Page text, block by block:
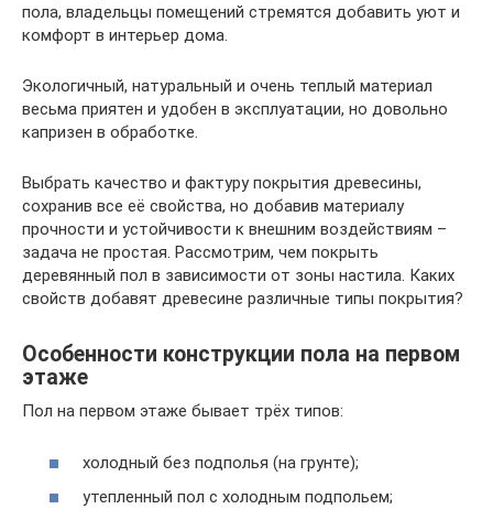
пола, владельцы помещений стремятся добавить уют и
комфорт в интерьер дома.
Экологичный, натуральный и очень теплый материал
весьма приятен и удобен в эксплуатации, но довольно
капризен в обработке.
Выбрать качество и фактуру покрытия древесины,
сохранив все её свойства, но добавив материалу
прочности и устойчивости к внешним воздействиям –
задача не простая. Рассмотрим, чем покрыть
деревянный пол в зависимости от зоны настила. Каких
свойств добавят древесине различные типы покрытия?
Особенности конструкции пола на первом
этаже
Пол на первом этаже бывает трёх типов:
холодный без подполья (на грунте);
утепленный пол с холодным подпольем;